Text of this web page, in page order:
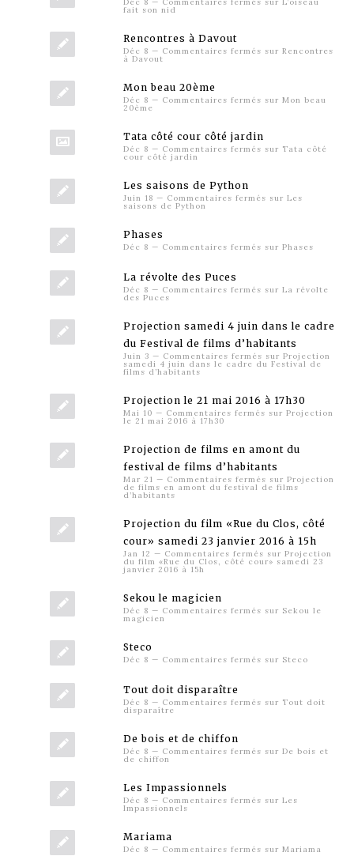
fait son nid
Rencontres à Davout
Déc 8 — Commentaires fermés sur Rencontres
à Davout
Mon beau 20ème
Déc 8 — Commentaires fermés sur Mon beau
20ème
Tata côté cour côté jardin
Déc 8 — Commentaires fermés sur Tata côté
cour côté jardin
Les saisons de Python
Juin 18 — Commentaires fermés sur Les
saisons de Python
Phases
Déc 8 — Commentaires fermés sur Phases
La révolte des Puces
Déc 8 — Commentaires fermés sur La révolte
des Puces
Projection samedi 4 juin dans le cadre
du Festival de films d’habitants
Juin 3 — Commentaires fermés sur Projection
samedi 4 juin dans le cadre du Festival de
films d’habitants
Projection le 21 mai 2016 à 17h30
Mai 10 — Commentaires fermés sur Projection
le 21 mai 2016 à 17h30
Projection de films en amont du
festival de films d’habitants
Mar 21 — Commentaires fermés sur Projection
de films en amont du festival de films
d’habitants
Projection du film «Rue du Clos, côté
cour» samedi 23 janvier 2016 à 15h
Jan 12 — Commentaires fermés sur Projection
du film «Rue du Clos, côté cour» samedi 23
janvier 2016 à 15h
Sekou le magicien
Déc 8 — Commentaires fermés sur Sekou le
magicien
Steco
Déc 8 — Commentaires fermés sur Steco
Tout doit disparaître
Déc 8 — Commentaires fermés sur Tout doit
disparaître
De bois et de chiffon
Déc 8 — Commentaires fermés sur De bois et
de chiffon
Les Impassionnels
Déc 8 — Commentaires fermés sur Les
Impassionnels
Mariama
Déc 8 — Commentaires fermés sur Mariama